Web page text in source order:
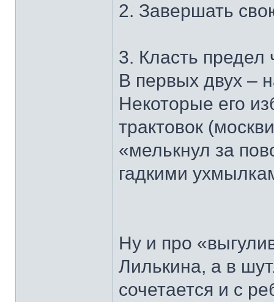
2. Завершать
3. Класть предел
В первых двух –
Некоторые его
трактовок
«мелькнул за
гадкими
Ну и про
Лилькина, а в
сочетается и с